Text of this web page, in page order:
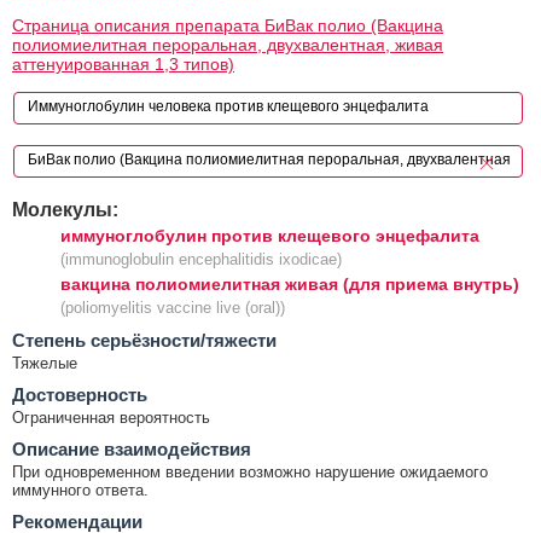
Страница описания препарата БиВак полио (Вакцина
полиомиелитная пероральная, двухвалентная, живая
аттенуированная 1,3 типов)
Молекулы:
иммуноглобулин против клещевого энцефалита
(immunoglobulin encephalitidis ixodicae)
вакцина полиомиелитная живая (для приема внутрь)
(poliomyelitis vaccine live (oral))
Cтепень серьёзности/тяжести
Тяжелые
Достоверность
Ограниченная вероятность
Описание взаимодействия
При одновременном введении возможно нарушение ожидаемого
иммунного ответа.
Рекомендации